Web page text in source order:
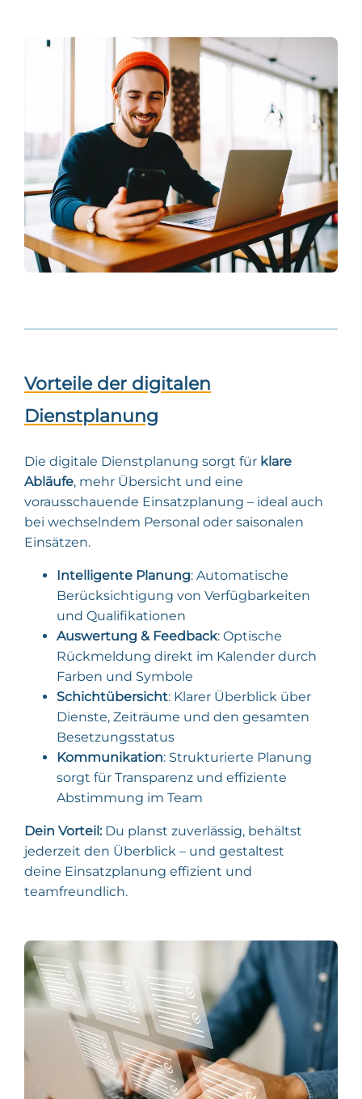
Vorteile der digitalen
Dienstplanung
Die digitale Dienstplanung sorgt für klare
Abläufe, mehr Übersicht und eine
vorausschauende Einsatzplanung – ideal auch
bei wechselndem Personal oder saisonalen
Einsätzen.
Intelligente Planung: Automatische
Berücksichtigung von Verfügbarkeiten
und Qualifikationen
Auswertung & Feedback: Optische
Rückmeldung direkt im Kalender durch
Farben und Symbole
Schichtübersicht: Klarer Überblick über
Dienste, Zeiträume und den gesamten
Besetzungsstatus
Kommunikation: Strukturierte Planung
sorgt für Transparenz und effiziente
Abstimmung im Team
Dein Vorteil:Du planst zuverlässig, behältst
jederzeit den Überblick – und gestaltest
deine Einsatzplanung effizient und
teamfreundlich.